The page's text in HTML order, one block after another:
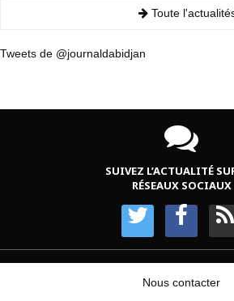
Toute
Tweets de @journaldabidjan
SUIVEZ L’ACTUALITÉ
RÉSEAUX SOCIAUX
Nous contacter